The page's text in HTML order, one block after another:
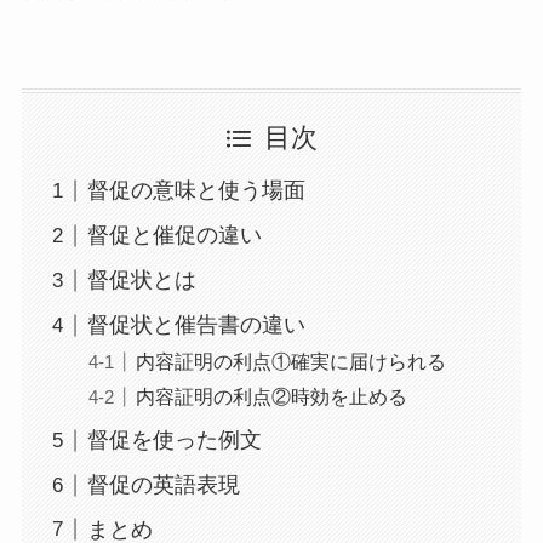
目次
督促の意味と使う場面
督促と催促の違い
督促状とは
督促状と催告書の違い
内容証明の利点①確実に届けられる
内容証明の利点②時効を止める
督促を使った例文
督促の英語表現
まとめ